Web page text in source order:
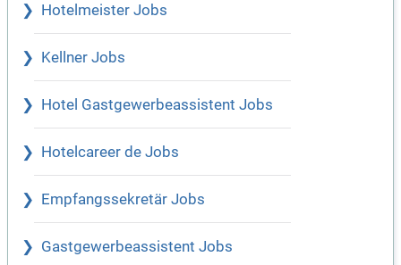
Hotelmeister Jobs
Kellner Jobs
Hotel Gastgewerbeassistent Jobs
Hotelcareer de Jobs
Empfangssekretär Jobs
Gastgewerbeassistent Jobs